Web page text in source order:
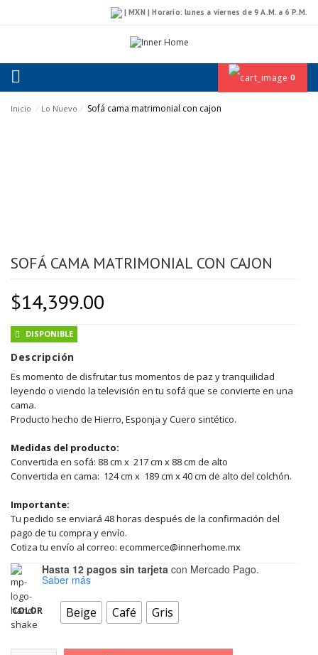
| MXN | Horario: lunes a viernes de 9 A.M. a 6 P.M.
0
Inicio ⁄ Lo Nuevo ⁄ Sofá cama matrimonial con cajon
SOFÁ CAMA MATRIMONIAL CON CAJON
$14,399.00
DISPONIBLE
Descripción
Es momento de disfrutar tus momentos de paz y tranquilidad
leyendo o viendo la televisión en tu sofá que se convierte en una
cama.
Producto hecho de Hierro, Esponja y Cuero sintético.
Medidas del producto:
Convertida en sofá: 88 cm x 217 cm x 88 cm de alto
Convertida en cama: 124 cm x 189 cm x 40 cm de alto del colchón.
Importante:
Tu pedido se enviará 48 horas después de la confirmación del
pago de tu compra y envío.
Cotiza tu envío al correo: ecommerce@innerhome.mx
Hasta 12 pagos sin tarjeta con Mercado Pago.
Saber más
COLOR Beige Café Gris